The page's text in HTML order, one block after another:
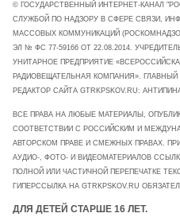
© ГОСУДАРСТВЕННЫЙ ИНТЕРНЕТ-КАНАЛ
СЛУЖБОЙ ПО НАДЗОРУ В СФЕРЕ СВЯЗИ,
МАССОВЫХ КОММУНИКАЦИЙ
ЭЛ № ФС 77-59166 ОТ 22.08.2014.
УНИТАРНОЕ ПРЕДПРИЯТИЕ
РАДИОВЕЩАТЕЛЬНАЯ КОМПАНИЯ».
РЕДАКТОР САЙТА GTRKPSKOV.RU:
ВСЕ ПРАВА НА ЛЮБЫЕ МАТЕРИАЛЫ,
СООТВЕТСТВИИ С РОССИЙСКИМ И
АВТОРСКОМ ПРАВЕ И СМЕЖНЫХ ПРАВАХ.
АУДИО-, ФОТО- И ВИДЕОМАТЕРИАЛОВ
ПОЛНОЙ ИЛИ ЧАСТИЧНОЙ ПЕРЕПЕЧАТКЕ
ГИПЕРССЫЛКА НА GTRKPSKOV.RU
ДЛЯ ДЕТЕЙ СТАРШЕ 16 ЛЕТ.